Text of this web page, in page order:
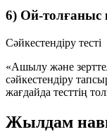
6) Ой-толғаныс
Сәйкестендіру тесті
«Ашылу және
сәйкестендіру
жағдайда тесттің
Жылдам